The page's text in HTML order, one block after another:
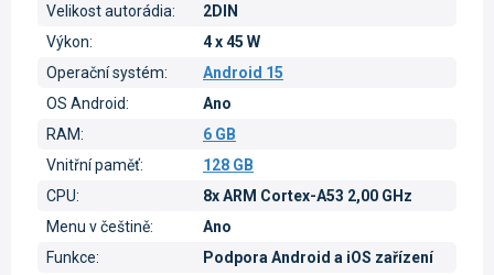
Velikost autorádia:
2DIN
Výkon:
4 x 45 W
Operační systém:
Android 15
OS Android:
Ano
RAM:
6 GB
Vnitřní paměť:
128 GB
CPU:
8x ARM Cortex-A53 2,00 GHz
Menu v češtině:
Ano
Funkce:
Podpora Android a iOS zařízení